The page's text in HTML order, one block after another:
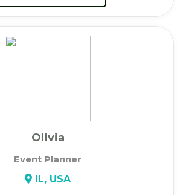
Olivia
Event Planner
IL, USA